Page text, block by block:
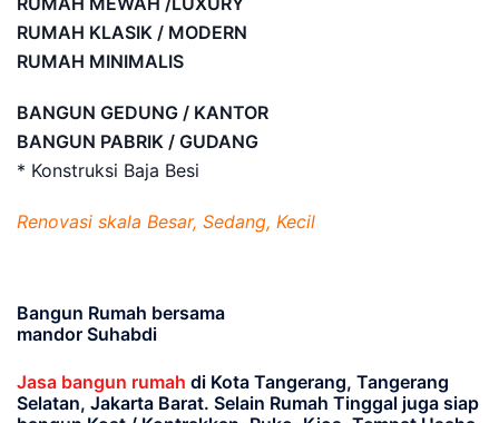
RUMAH KLASIK / MODERN
RUMAH MINIMALIS
BANGUN GEDUNG / KANTOR
BANGUN PABRIK / GUDANG
* Konstruksi Baja Besi
Renovasi skala Besar, Sedang, Kecil
Bangun Rumah bersama
mandor Suhabdi
Jasa bangun rumah di Kota Tangerang, Tangerang
Selatan, Jakarta Barat. Selain Rumah Tinggal juga siap